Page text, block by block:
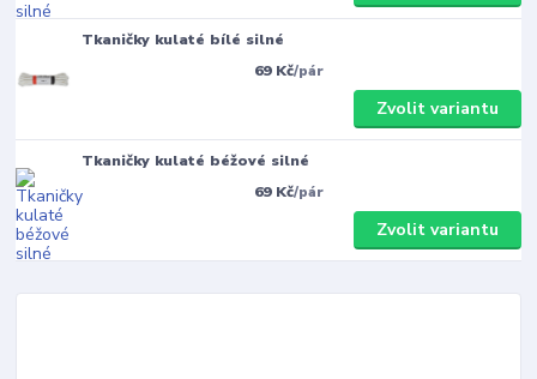
Tkaničky kulaté bílé silné
69 Kč/pár
Zvolit variantu
Tkaničky kulaté béžové silné
69 Kč/pár
Zvolit variantu